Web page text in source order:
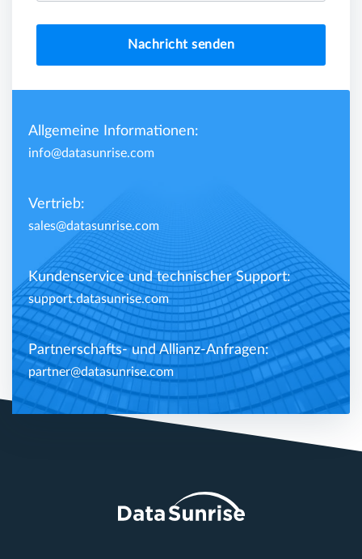
Nachricht senden
Allgemeine Informationen:
info@datasunrise.com
Vertrieb:
sales@datasunrise.com
Kundenservice und technischer Support:
support.datasunrise.com
Partnerschafts- und Allianz-Anfragen:
partner@datasunrise.com